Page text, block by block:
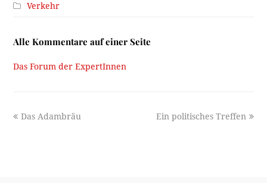
Verkehr
Alle Kommentare auf einer Seite
Das Forum der ExpertInnen
previous
Das Adambräu
next
Ein politisches Treffen